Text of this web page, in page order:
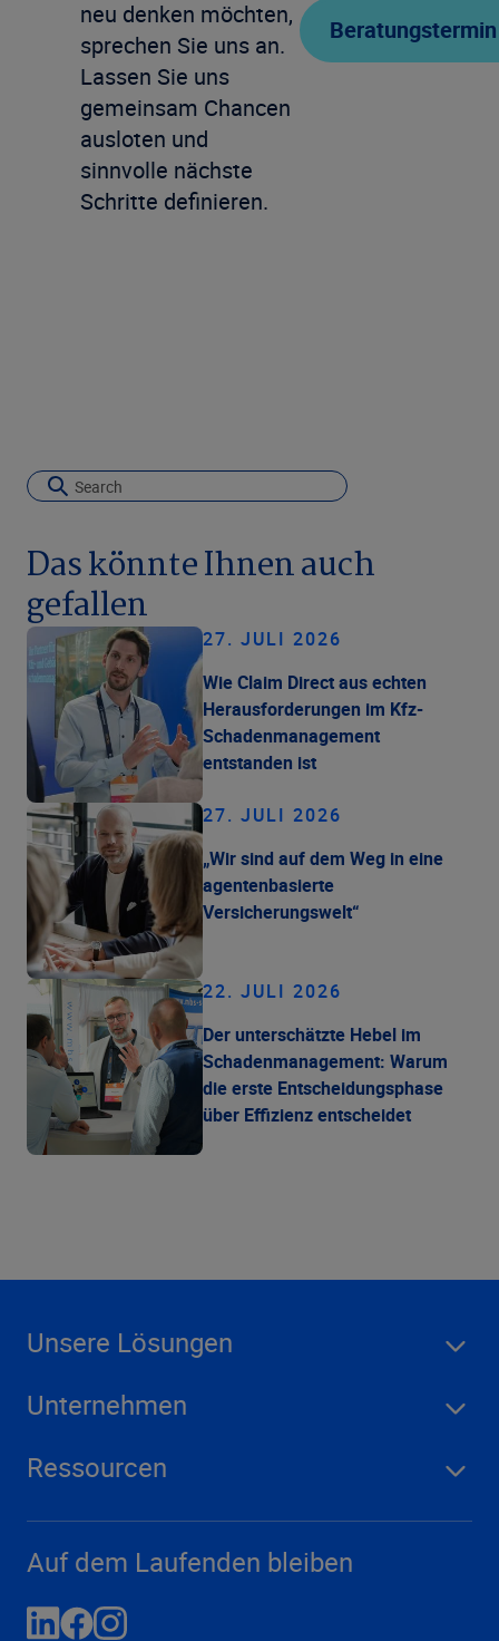
neu denken möchten,
sprechen Sie uns an.
Lassen Sie uns
gemeinsam Chancen
ausloten und
sinnvolle nächste
Schritte definieren.
Das könnte Ihnen auch
gefallen
27. JULI 2026
Wie Claim Direct aus echten
Herausforderungen im Kfz-
Schadenmanagement
entstanden ist
27. JULI 2026
„Wir sind auf dem Weg in eine
agentenbasierte
Versicherungswelt“
22. JULI 2026
Der unterschätzte Hebel im
Schadenmanagement: Warum
die erste Entscheidungsphase
über Effizienz entscheidet
Unsere Lösungen
Unternehmen
Ressourcen
Auf dem Laufenden bleiben